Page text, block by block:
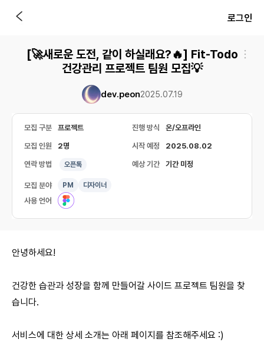
로그인
[🚀새로운 도전, 같이 하실래요?🔥] Fit-Todo
건강관리 프로젝트 팀원 모집💡
dev.peon2025.07.19
모집 구분 프로젝트 진행 방식 온/오프라인
모집 인원 2명 시작 예정 2025.08.02
연락 방법 오픈톡 예상 기간 기간 미정
모집 분야 PM 디자이너
사용 언어
안녕하세요!
건강한 습관과 성장을 함께 만들어갈 사이드 프로젝트 팀원을 찾
습니다.
서비스에 대한 상세 소개는 아래 페이지를 참조해주세요 :)